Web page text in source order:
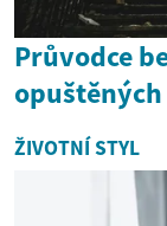
Průvodce
ŽIVOTNÍ STYL